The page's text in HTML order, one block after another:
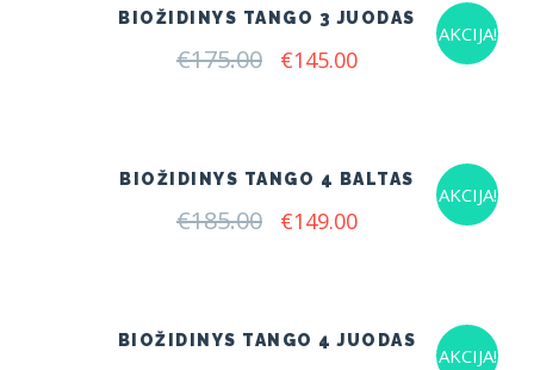
AKCIJA!
BIOŽIDINYS TANGO 3 JUODAS
€175.00 Original
€145.00Current
AKCIJA!
BIOŽIDINYS TANGO 4 BALTAS
€185.00 Original
€149.00Current
AKCIJA!
BIOŽIDINYS TANGO 4 JUODAS